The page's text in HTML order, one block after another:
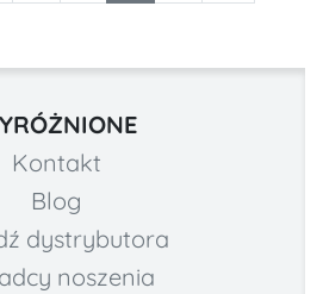
Kontakt
Blog
dystrybutora
noszenia